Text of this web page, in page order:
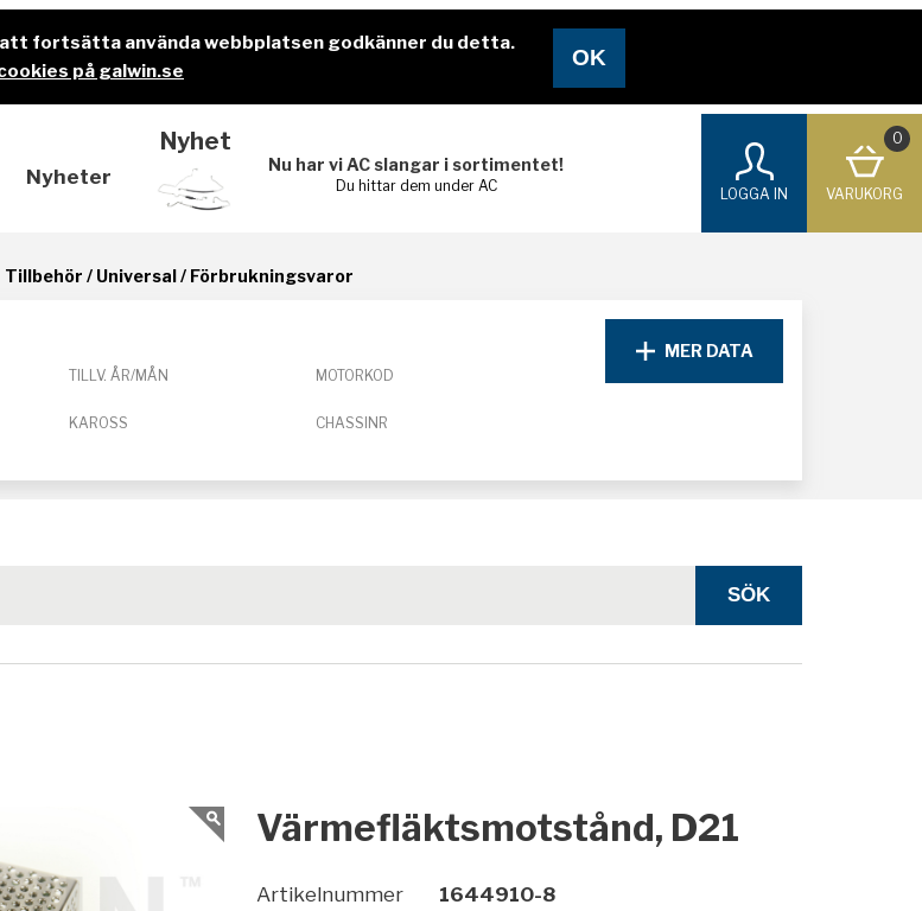
att fortsätta använda webbplatsen godkänner du detta.
på galwin.se
Nyheter
Nyhet
Nu har vi AC slangar i sortimentet!
Du hittar dem under AC
LOGGA IN
0
VARUKORG
Tillbehör / Universal / Förbrukningsvaror
TILLV. ÅR/MÅN MOTORKOD
KAROSS CHASSINR
MER DATA
Värmefläktsmotstånd, D21
Artikelnummer
1644910-8